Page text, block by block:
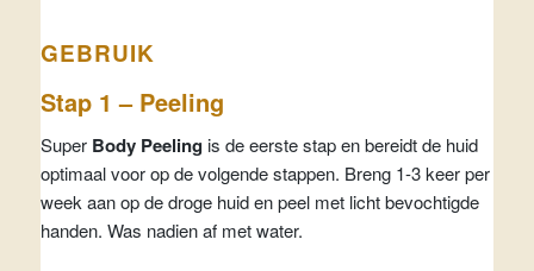
GEBRUIK
Stap 1 – Peeling
Super Body Peelingis de eerste stap en bereidt de huid
optimaal voor op de volgende stappen. Breng 1-3 keer per
week aan op de droge huid en peel met licht bevochtigde
handen. Was nadien af met water.